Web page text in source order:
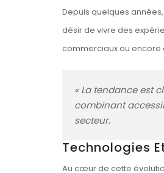
Depuis quelques
désir de vivre des
commerciaux ou encore
« La tendance est
combinant
secteur.
Technologies
Au cœur de cette